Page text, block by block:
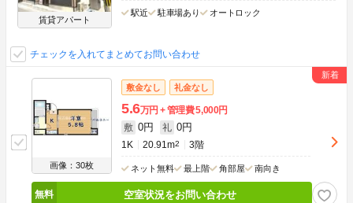
賃貸アパート
駅近 駐車場あり オートロック
チェックを入れてまとめてお問い合わせ
画像：30枚
敷金なし 礼金なし
5.6万円 管理費5,000円
敷 0円 礼 0円
1K 20.91m2 3階
ネット無料 最上階 角部屋 南向き
空室状況をお問い合わせ